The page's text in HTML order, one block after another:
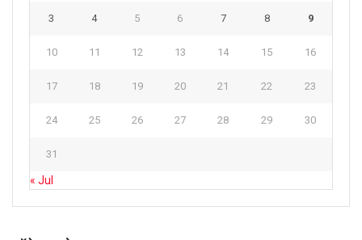
3 4 5 6 7 8 9
10 11 12 13 14 15 16
17 18 19 20 21 22 23
24 25 26 27 28 29 30
31
« Jul